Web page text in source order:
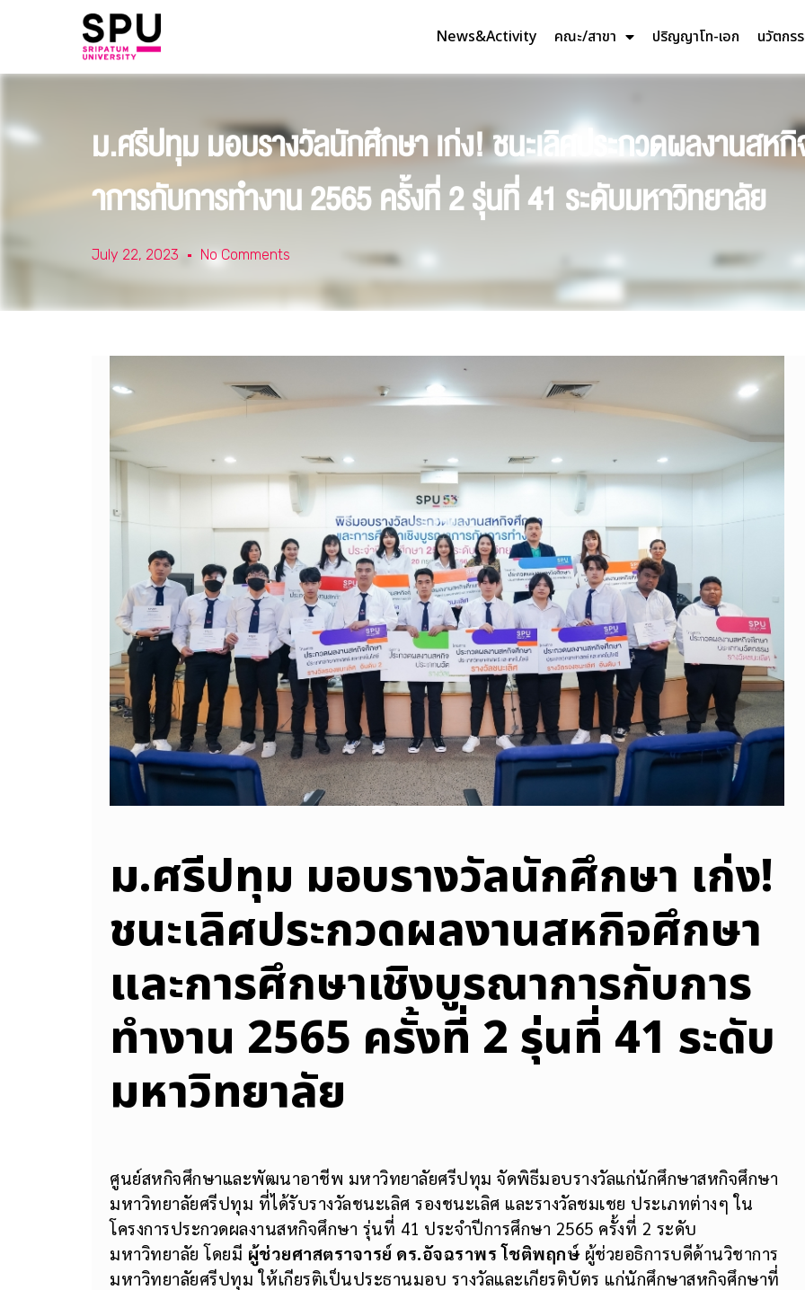
News&Activity คณะ/สาขา ปริญญาโท-เอก นวัตกร
ม.ศรีปทุม มอบรางวัลนักศึกษา เก่ง! ชนะเลิศประกวดผลงานสห
าการกับการทำงาน 2565 ครั้งที่ 2 รุ่นที่ 41 ระดับมหาวิทยาลัย
July 22, 2023 No Comments
ม.ศรีปทุม มอบรางวัลนักศึกษา เก่ง!
ชนะเลิศประกวดผลงานสหกิจศึกษา
และการศึกษาเชิงบูรณาการกับการ
ทำงาน 2565 ครั้งที่ 2 รุ่นที่ 41 ระดับ
มหาวิทยาลัย
ศูนย์สหกิจศึกษาและพัฒนาอาชีพ มหาวิทยาลัยศรีปทุม จัดพิธีมอบรางวัลแก่นักศึกษาสหกิจศึกษา
มหาวิทยาลัยศรีปทุม ที่ได้รับรางวัลชนะเลิศ รองชนะเลิศ และรางวัลชมเชย ประเภทต่างๆ ใน
โครงการประกวดผลงานสหกิจศึกษา รุ่นที่ 41 ประจำปีการศึกษา 2565 ครั้งที่ 2 ระดับ
มหาวิทยาลัย โดยมี ผู้ช่วยศาสตราจารย์ ดร.อัจฉราพร โชติพฤกษ์ผู้ช่วยอธิการบดีด้านวิชาการ
มหาวิทยาลัยศรีปทุม ให้เกียรติเป็นประธานมอบ รางวัลและเกียรติบัตร แก่นักศึกษาสหกิจศึกษาที่